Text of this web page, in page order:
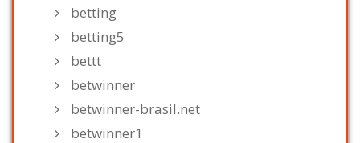
betting
betting5
bettt
betwinner
betwinner-brasil.net
betwinner1